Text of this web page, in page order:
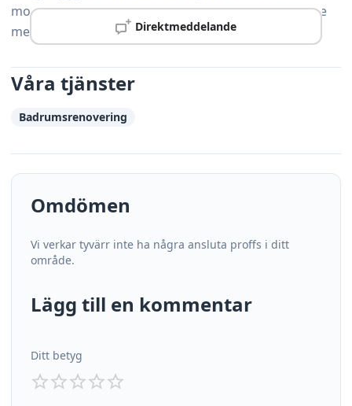
Direktmeddelande
moderna arbetsmetoder och hjälper kunder i Partille
med alla typer av snickeriarbeten.
Våra tjänster
Badrumsrenovering
Omdömen
Vi verkar tyvärr inte ha några ansluta proffs i ditt
område.
Lägg till en kommentar
Ditt betyg